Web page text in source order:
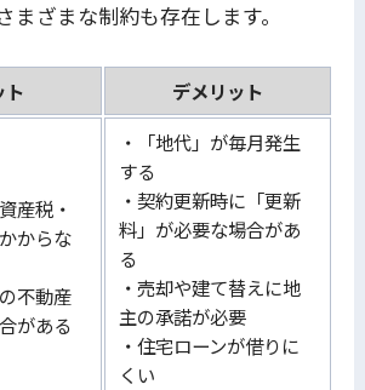
まざまな制約も存在します。
ト デメリット
産税・
からな
不動産
がある
・「地代」が毎月発生
する
・契約更新時に「更新
料」が必要な場合があ
る
・売却や建て替えに地
主の承諾が必要
・住宅ローンが借りに
くい